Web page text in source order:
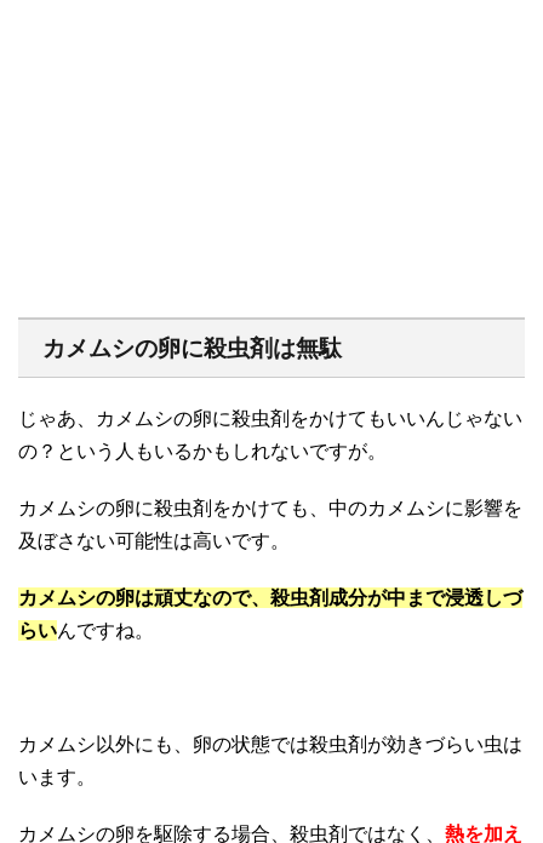
カメムシの卵に殺虫剤は無駄
じゃあ、カメムシの卵に殺虫剤をかけてもいいんじゃない
の？という人もいるかもしれないですが。
カメムシの卵に殺虫剤をかけても、中のカメムシに影響を
及ぼさない可能性は高いです。
カメムシの卵は頑丈なので、殺虫剤成分が中まで浸透しづ
らいんですね。
カメムシ以外にも、卵の状態では殺虫剤が効きづらい虫は
います。
カメムシの卵を駆除する場合、殺虫剤ではなく、 熱を加え